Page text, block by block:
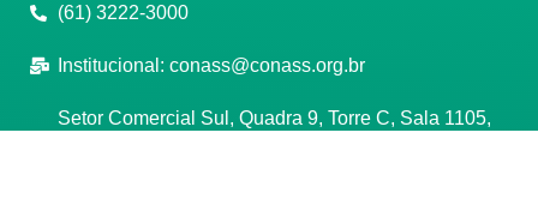
(61) 3222-3000
Institucional: conass@conass.org.br
Setor Comercial Sul, Quadra 9, Torre C, Sala 1105,